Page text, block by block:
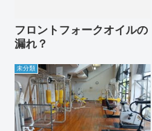
フロントフォークオイルの
漏れ？
未分類